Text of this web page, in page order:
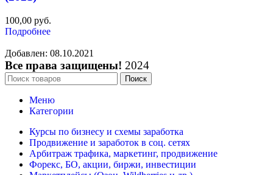
100,00 руб.
Подробнее
Добавлен: 08.10.2021
Все права защищены! 2024
Поиск
Меню
Категории
Курсы по бизнесу и схемы заработка
Продвижение и заработок в соц. сетях
Арбитраж трафика, маркетинг, продвижение
Форекс, БО, акции, биржи, инвестиции